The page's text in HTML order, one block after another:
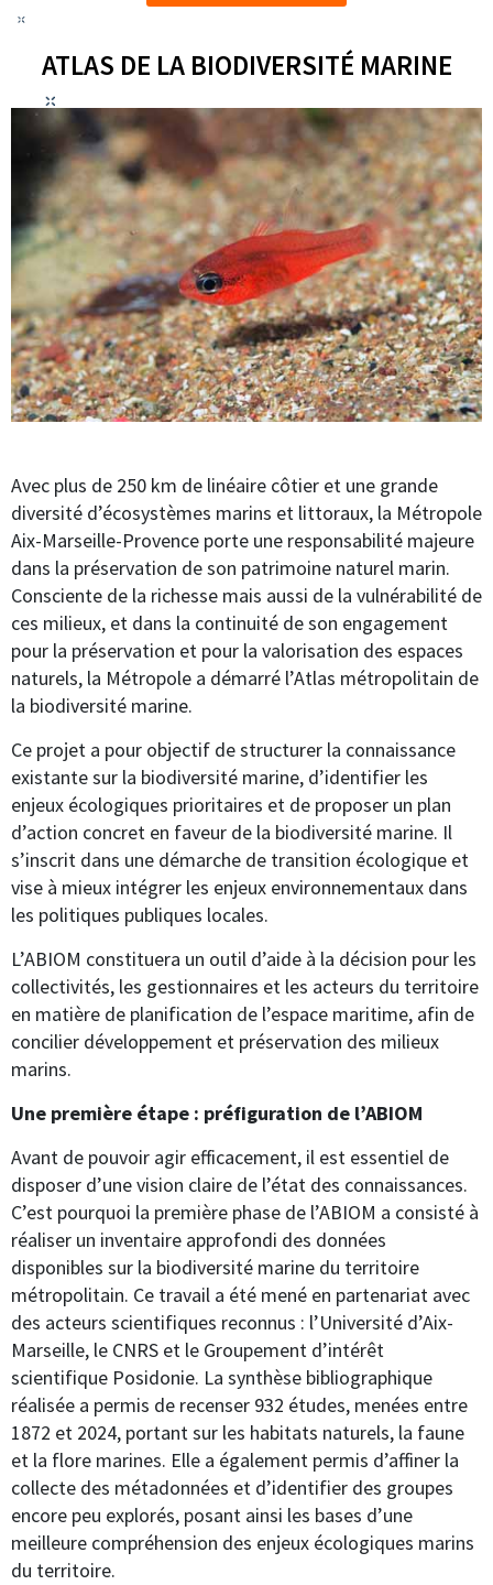
ATLAS DE LA BIODIVERSITÉ MARINE
Avec plus de 250 km de linéaire côtier et une grande
diversité d’écosystèmes marins et littoraux, la Métropole
Aix-Marseille-Provence porte une responsabilité majeure
dans la préservation de son patrimoine naturel marin.
Consciente de la richesse mais aussi de la vulnérabilité de
ces milieux, et dans la continuité de son engagement
pour la préservation et pour la valorisation des espaces
naturels, la Métropole a démarré l’Atlas métropolitain de
la biodiversité marine.
Ce projet a pour objectif de structurer la connaissance
existante sur la biodiversité marine, d’identifier les
enjeux écologiques prioritaires et de proposer un plan
d’action concret en faveur de la biodiversité marine. Il
s’inscrit dans une démarche de transition écologique et
vise à mieux intégrer les enjeux environnementaux dans
les politiques publiques locales.
L’ABIOM constituera un outil d’aide à la décision pour les
collectivités, les gestionnaires et les acteurs du territoire
en matière de planification de l’espace maritime, afin de
concilier développement et préservation des milieux
marins.
Une première étape : préfiguration de l’ABIOM
Avant de pouvoir agir efficacement, il est essentiel de
disposer d’une vision claire de l’état des connaissances.
C’est pourquoi la première phase de l’ABIOM a consisté à
réaliser un inventaire approfondi des données
disponibles sur la biodiversité marine du territoire
métropolitain. Ce travail a été mené en partenariat avec
des acteurs scientifiques reconnus : l’Université d’Aix-
Marseille, le CNRS et le Groupement d’intérêt
scientifique Posidonie. La synthèse bibliographique
réalisée a permis de recenser 932 études, menées entre
1872 et 2024, portant sur les habitats naturels, la faune
et la flore marines. Elle a également permis d’affiner la
collecte des métadonnées et d’identifier des groupes
encore peu explorés, posant ainsi les bases d’une
meilleure compréhension des enjeux écologiques marins
du territoire.